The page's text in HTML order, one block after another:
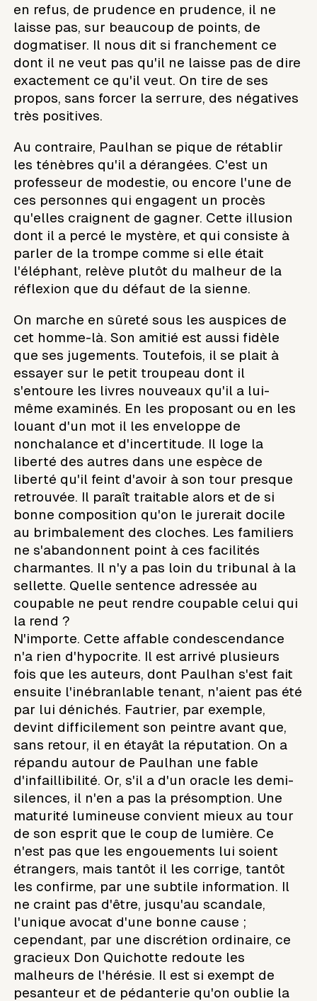
en refus, de prudence en prudence, il ne
laisse pas, sur beaucoup de points, de
dogmatiser. Il nous dit si franchement ce
dont il ne veut pas qu'il ne laisse pas de dire
exactement ce qu'il veut. On tire de ses
propos, sans forcer la serrure, des négatives
très positives.
Au contraire, Paulhan se pique de rétablir
les ténèbres qu'il a dérangées. C'est un
professeur de modestie, ou encore l'une de
ces personnes qui engagent un procès
qu'elles craignent de gagner. Cette illusion
dont il a percé le mystère, et qui consiste à
parler de la trompe comme si elle était
l'éléphant, relève plutôt du malheur de la
réflexion que du défaut de la sienne.
On marche en sûreté sous les auspices de
cet homme-là. Son amitié est aussi fidèle
que ses jugements. Toutefois, il se plait à
essayer sur le petit troupeau dont il
s'entoure les livres nouveaux qu'il a lui-
même examinés. En les proposant ou en les
louant d'un mot il les enveloppe de
nonchalance et d'incertitude. Il loge la
liberté des autres dans une espèce de
liberté qu'il feint d'avoir à son tour presque
retrouvée. Il paraît traitable alors et de si
bonne composition qu'on le jurerait docile
au brimbalement des cloches. Les familiers
ne s'abandonnent point à ces facilités
charmantes. Il n'y a pas loin du tribunal à la
sellette. Quelle sentence adressée au
coupable ne peut rendre coupable celui qui
la rend ?
N'importe. Cette affable condescendance
n'a rien d'hypocrite. Il est arrivé plusieurs
fois que les auteurs, dont Paulhan s'est fait
ensuite l'inébranlable tenant, n'aient pas été
par lui dénichés. Fautrier, par exemple,
devint difficilement son peintre avant que,
sans retour, il en étayât la réputation. On a
répandu autour de Paulhan une fable
d'infaillibilité. Or, s'il a d'un oracle les demi-
silences, il n'en a pas la présomption. Une
maturité lumineuse convient mieux au tour
de son esprit que le coup de lumière. Ce
n'est pas que les engouements lui soient
étrangers, mais tantôt il les corrige, tantôt
les confirme, par une subtile information. Il
ne craint pas d'être, jusqu'au scandale,
l'unique avocat d'une bonne cause ;
cependant, par une discrétion ordinaire, ce
gracieux Don Quichotte redoute les
malheurs de l'hérésie. Il est si exempt de
pesanteur et de pédanterie qu'on oublie la